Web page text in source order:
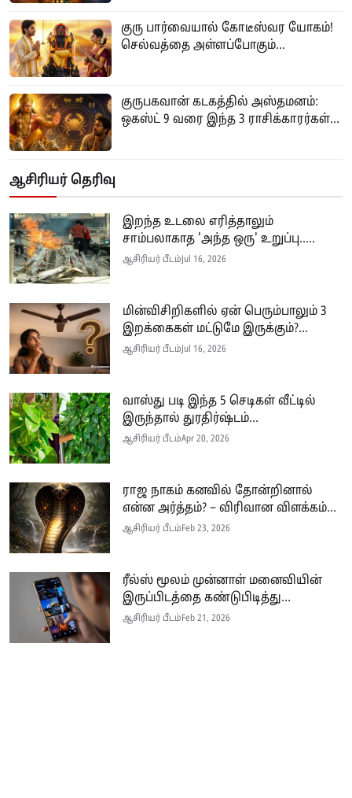
குரு பார்வையால் கோடீஸ்வர யோகம்!
செல்வத்தை அள்ளப்போகும்...
குருபகவான் கடகத்தில் அஸ்தமனம்:
ஒகஸ்ட் 9 வரை இந்த 3 ராசிக்காரர்கள்...
ஆசிரியர் தெரிவு
இறந்த உடலை எரித்தாலும்
சாம்பலாகாத 'அந்த ஒரு' உறுப்பு.....
ஆசிரியர் பீடம்Jul 16, 2026
மின்விசிறிகளில் ஏன் பெரும்பாலும் 3
இறக்கைகள் மட்டுமே இருக்கும்?...
ஆசிரியர் பீடம்Jul 16, 2026
வாஸ்து படி இந்த 5 செடிகள் வீட்டில்
இருந்தால் துரதிர்ஷ்டம்...
ஆசிரியர் பீடம்Apr 20, 2026
ராஜ நாகம் கனவில் தோன்றினால்
என்ன அர்த்தம்? – விரிவான விளக்கம்...
ஆசிரியர் பீடம்Feb 23, 2026
ரீல்ஸ் மூலம் முன்னாள் மனைவியின்
இருப்பிடத்தை கண்டுபிடித்து...
ஆசிரியர் பீடம்Feb 21, 2026